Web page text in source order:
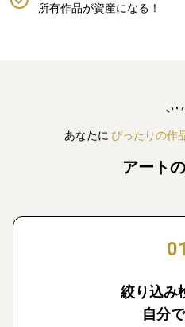
所有作品が資産になる！
あなたに ぴったりの作
アート
01
絞り込み
自分